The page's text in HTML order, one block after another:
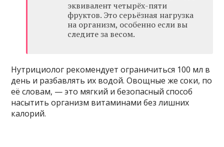
эквивалент четырёх-пяти
фруктов. Это серьёзная нагрузка
на организм, особенно если вы
следите за весом.
Нутрициолог рекомендует ограничиться 100 мл в
день и разбавлять их водой. Овощные же соки, по
её словам, — это мягкий и безопасный способ
насытить организм витаминами без лишних
калорий.